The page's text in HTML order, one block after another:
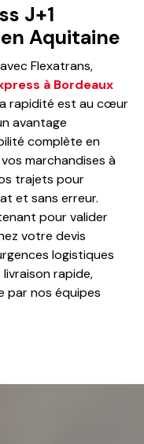
J+1
Aquitaine
Flexatrans,
à Bordeaux
rapidité est au cœur
avantage
complète en
marchandises à
trajets pour
et sans erreur.
pour valider
votre devis
logistiques
rapide,
par nos équipes